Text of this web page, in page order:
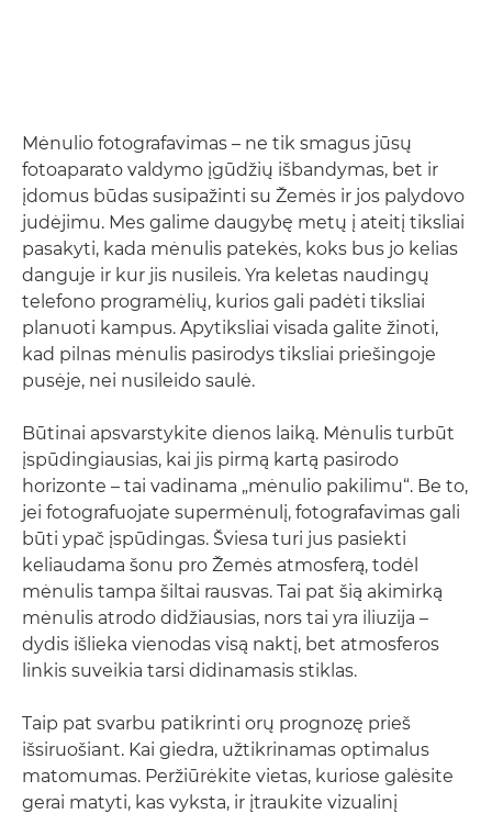
Mėnulio fotografavimas – ne tik smagus jūsų
fotoaparato valdymo įgūdžių išbandymas, bet ir
įdomus būdas susipažinti su Žemės ir jos palydovo
judėjimu. Mes galime daugybę metų į ateitį tiksliai
pasakyti, kada mėnulis patekės, koks bus jo kelias
danguje ir kur jis nusileis. Yra keletas naudingų
telefono programėlių, kurios gali padėti tiksliai
planuoti kampus. Apytiksliai visada galite žinoti,
kad pilnas mėnulis pasirodys tiksliai priešingoje
pusėje, nei nusileido saulė.
Būtinai apsvarstykite dienos laiką. Mėnulis turbūt
įspūdingiausias, kai jis pirmą kartą pasirodo
horizonte – tai vadinama „mėnulio pakilimu“. Be to,
jei fotografuojate supermėnulį, fotografavimas gali
būti ypač įspūdingas. Šviesa turi jus pasiekti
keliaudama šonu pro Žemės atmosferą, todėl
mėnulis tampa šiltai rausvas. Tai pat šią akimirką
mėnulis atrodo didžiausias, nors tai yra iliuzija –
dydis išlieka vienodas visą naktį, bet atmosferos
linkis suveikia tarsi didinamasis stiklas.
Taip pat svarbu patikrinti orų prognozę prieš
išsiruošiant. Kai giedra, užtikrinamas optimalus
matomumas. Peržiūrėkite vietas, kuriose galėsite
gerai matyti, kas vyksta, ir įtraukite vizualinį